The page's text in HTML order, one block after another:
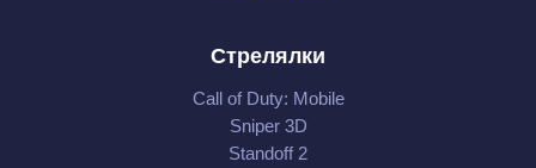
Стрелялки
Call of Duty: Mobile
Sniper 3D
Standoff 2